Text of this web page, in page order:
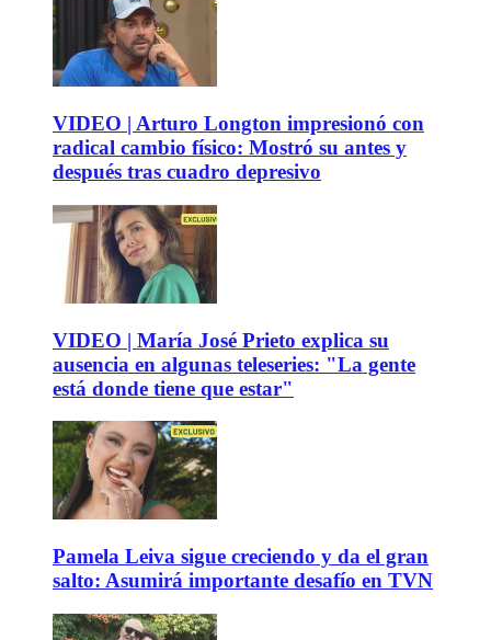
VIDEO | Arturo Longton impresionó con
radical cambio físico: Mostró su antes y
después tras cuadro depresivo
VIDEO | María José Prieto explica su
ausencia en algunas teleseries: "La gente
está donde tiene que estar"
Pamela Leiva sigue creciendo y da el gran
salto: Asumirá importante desafío en TVN